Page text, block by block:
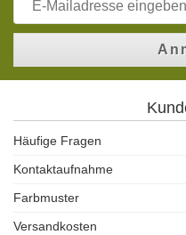
Häufige Fragen
Kontaktaufnahme
Farbmuster
Versandkosten